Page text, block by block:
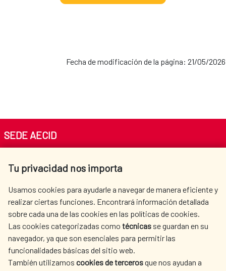
Fecha de modificación de la página: 21/05/2026
Tu privacidad nos importa
Usamos cookies para ayudarle a navegar de manera eficiente y
realizar ciertas funciones. Encontrará información detallada
sobre cada una de las cookies en las políticas de cookies.
Las cookies categorizadas como técnicas se guardan en su
navegador, ya que son esenciales para permitir las
funcionalidades básicas del sitio web.
También utilizamos cookies de tercerosque nos ayudan a
SEDE AECID
Tel. +34 900 20 30 54​​​​​​​
AECID
WHERE DO WE COOPERATE?
SPANISH HUMANITARIAN
ACTION
PRESS ROOM
CULTURE AND SCIENCE LIBRARY